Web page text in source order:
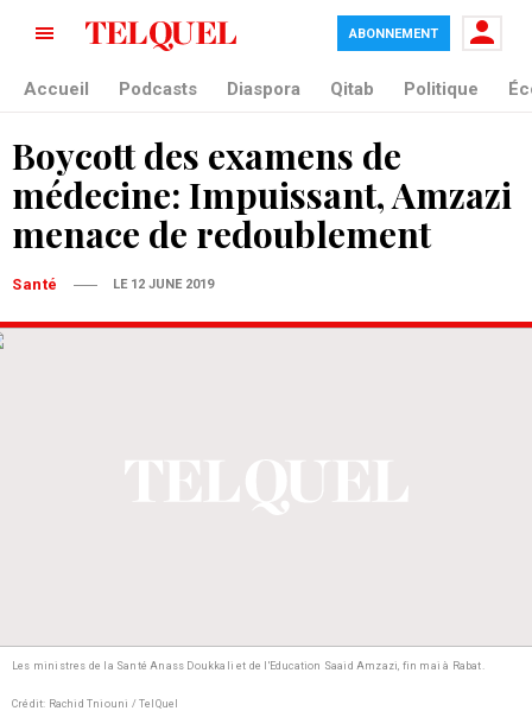
ABONNEMENT
Accueil Podcasts Diaspora Qitab Politique
Boycott des examens de
médecine: Impuissant, Amzazi
menace de redoublement
Santé LE 12 JUNE 2019
Les ministres de la Santé Anass Doukkali et de l'Education Saaid Amzazi, fin mai à Rabat.
Crédit: Rachid Tniouni / TelQuel